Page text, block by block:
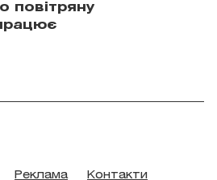
повітряну
Реклама Контакти